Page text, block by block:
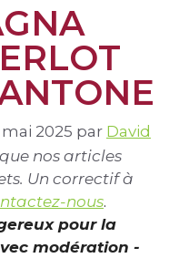
2025 par David
nos articles
Un correctif à
nous.
pour la
modération -